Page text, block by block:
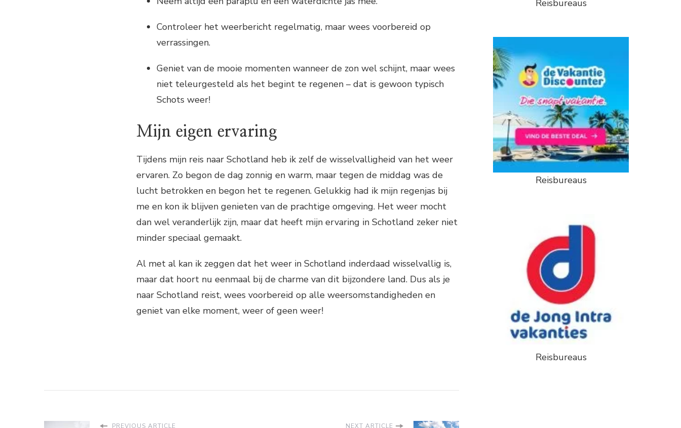
Controleer het weerbericht regelmatig, maar wees voorbereid op
verrassingen.
Geniet van de mooie momenten wanneer de zon wel schijnt, maar wees
niet teleurgesteld als het begint te regenen – dat is gewoon typisch
Schots weer!
Mijn eigen ervaring
Tijdens mijn reis naar Schotland heb ik zelf de wisselvalligheid van het weer
ervaren. Zo begon de dag zonnig en warm, maar tegen de middag was de
lucht betrokken en begon het te regenen. Gelukkig had ik mijn regenjas bij
me en kon ik blijven genieten van de prachtige omgeving. Het weer mocht
dan wel veranderlijk zijn, maar dat heeft mijn ervaring in Schotland zeker niet
minder speciaal gemaakt.
Al met al kan ik zeggen dat het weer in Schotland inderdaad wisselvallig is,
maar dat hoort nu eenmaal bij de charme van dit bijzondere land. Dus als je
naar Schotland reist, wees voorbereid op alle weersomstandigheden en
geniet van elke moment, weer of geen weer!
PREVIOUS ARTICLE NEXT ARTICLE
Reisbureaus
Reisbureaus
Reisbureaus